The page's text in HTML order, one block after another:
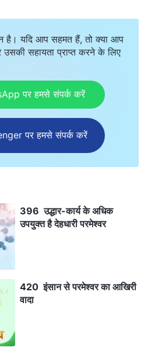
है। यदि आप सहमत हैं, तो क्या आप
सहायता प्राप्त करने के लिए
पर हमसे संपर्क करें
पर हमसे संपर्क करें
396 उद्धार-कार्य के अधिक
उपयुक्त है देहधारी परमेश्वर
420 इंसान से परमेश्वर का आखिरी
वादा